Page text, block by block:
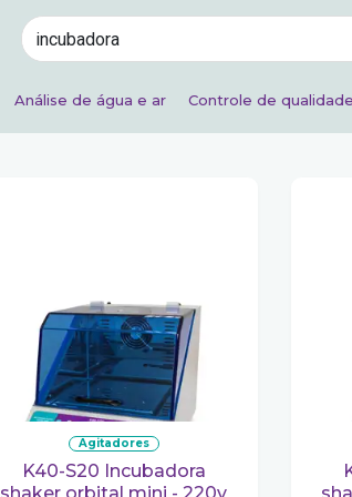
Análise de água e ar Controle de qualidade
agitadores
K40-S20 Incubadora
K40-